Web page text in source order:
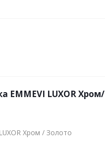
EMMEVI LUXOR Хром/
Хром / Золото